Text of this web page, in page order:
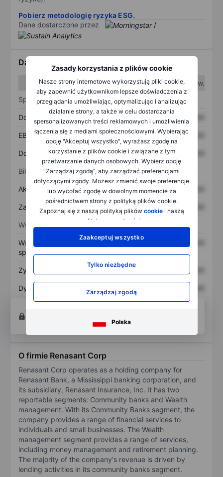
Zasady korzystania z plików cookie
Nasze strony internetowe wykorzystują pliki cookie,
aby zapewnić użytkownikom lepsze doświadczenia z
przeglądania umożliwiając, optymalizując i analizując
działanie strony, a także w celu dostarczania
spersonalizowanych treści reklamowych i umożliwienia
łączenia się z mediami społecznościowymi. Wybierając
opcję "Akceptuj wszystko", wyrażasz zgodę na
korzystanie z plików cookie i związane z tym
przetwarzanie danych osobowych. Wybierz opcję
"Zarządzaj zgodą", aby zarządzać preferencjami
dotyczącymi zgody. Możesz zmienić swoje preferencje
lub wycofać zgodę w dowolnym momencie za
pośrednictwem strony z polityką plików cookie.
Zapoznaj się z naszą polityką plików cookiei naszą
polityką
prywatności
Zaakceptuj wszystko
Tylko niezbędne
Zarządzaj zgodą
Polska
Pobierz metodologię ryzyka ESG.
Dane dostarczone przez
/
Dane finansowe
W I kw.
W II kw.
Sprawozdanie z zysków
Dochód XXXXXXX XXXXXXX
EBITDA XXXXXXX XXXXXXX
Dochód netto XXXXXXX XXXXXXX
Bilans
Aktywa ogółem XXXXXXX XXXXXXX
Zadłużenie ogółem XXXXXXX
Wskaźniki
Współczynnik cena do
sprzedaży
XXXXXXX
Zysk na akcję XXXXXXX
Dywidenda na akcję XXXXXXX
własnego
Otwórz konto
ilości narzędzi do tworzenia wykresów i analiz.
O firmie Renasant Corp
Renasant Corp operates as a holding company for
Renasant Bank, a Mississippi banking corporation, and
its subsidiary, Renasant Insurance, Inc. It has two
reportable segments: Community banks and Wealth
management. With its Community Banks segment, the
company provides a range of financial services to
individuals and small businesses. The Wealth
management segment provides a range of services,
including money management and retirement planning.
The majority of the company's revenue is driven by
lending activities in its community banks segment.